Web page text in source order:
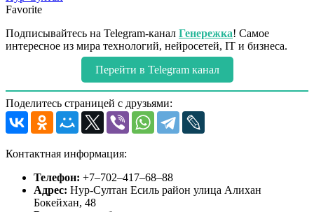
Favorite
Подписывайтесь на Telegram-канал Генережка! Самое
интересное из мира технологий, нейросетей, IT и бизнеса.
Перейти в Telegram канал
Поделитесь страницей с друзьями:
Контактная информация:
Телефон: +7‒702‒417‒68‒88
Адрес: Нур-Султан Есиль район улица Алихан
Бокейхан, 48